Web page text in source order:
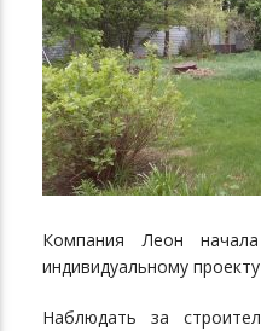
Компания Леон
индивидуальному
Наблюдать за